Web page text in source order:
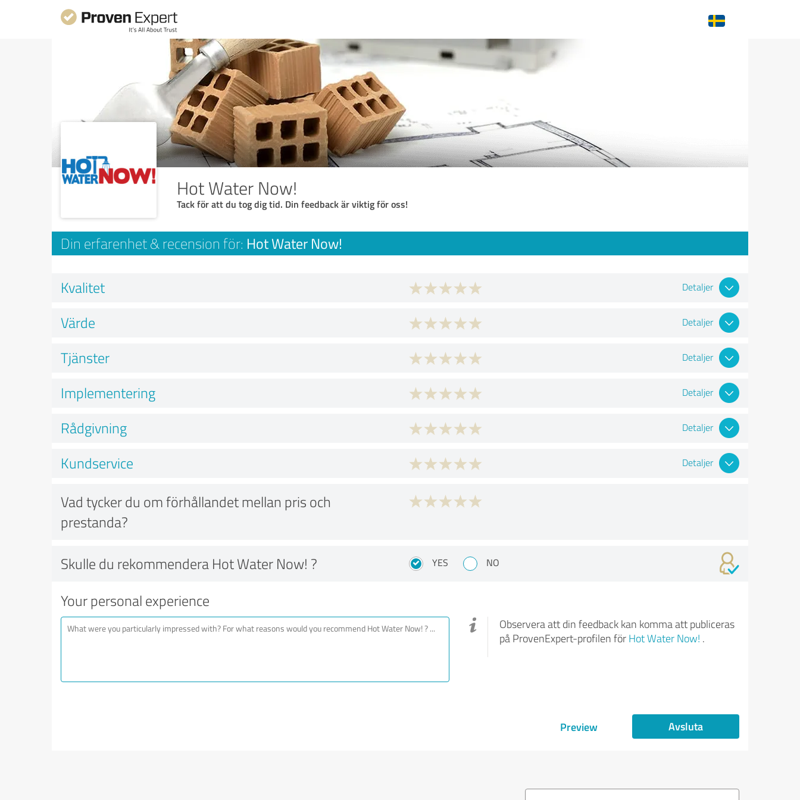
Hot Water Now!
Tack för att du tog dig tid. Din feedback är viktig för oss!
Din erfarenhet & recension för: Hot Water Now!
Kvalitet Detaljer
Värde Detaljer
Tjänster Detaljer
Implementering Detaljer
Rådgivning Detaljer
Kundservice Detaljer
Vad tycker du om förhållandet mellan pris och
prestanda?
Skulle du rekommendera Hot Water Now! ? YES NO
Your personal experience
Observera att din feedback kan komma att publiceras
på ProvenExpert-profilen för Hot Water Now! .
Preview Avsluta